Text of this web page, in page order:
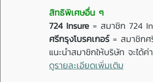
สิทธิพิเศษอื่น ๆ
724 Insure = สมาชิก 724
ศรีกรุงโบรคเกอร์ = สมาชิกศ
แนะนำสมาชิกให้บริษัท จะได้
ดูรายละเอียดเพิ่มเติม